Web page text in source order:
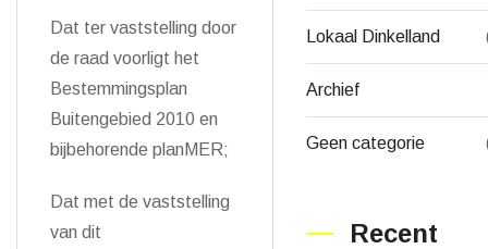
Dat ter vaststelling door
de raad voorligt het
Bestemmingsplan
Buitengebied 2010 en
bijbehorende planMER;
Dat met de vaststelling
van dit
Lokaal Dinkelland
Archief
Geen categorie
Recent